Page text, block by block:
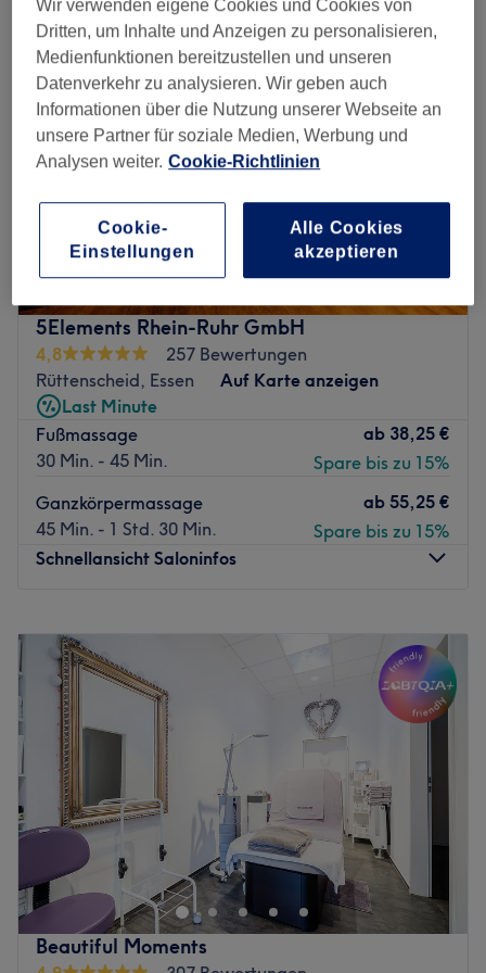
5Elements Rhein-Ruhr GmbH
4,8
257 Bewertungen
Rüttenscheid, Essen
Auf Karte anzeigen
Last Minute
Fußmassage
30 Min. - 45 Min.
ab 38,25 €
Spare bis zu 15%
Ganzkörpermassage
45 Min. - 1 Std. 30 Min.
ab 55,25 €
Spare bis zu 15%
Schnellansicht Saloninfos
Dienstag
20:00
Mittwoch
20:00
Donnerstag
10:00 –20:00
Freitag
10:00
20:00
Samstag
Sonntag
10:00–
Sobald du das Studio 5Elements Rhein-Ruhr GmbH in
Essen-Rüttenscheid betrittst, kannst du den hektischen
Alltag hinter dir lassen und dich ganz in die Hände des
professionellen Teams begeben. Jeder kommt hier auf
seine Kosten, denn es gibt ein tolles Angebot an
Massagen und verschiedenen Entspannungstechniken.
Beautiful Moments
Wir verwenden eigene Cookies und Cookies von
Dritten, um Inhalte und Anzeigen zu personalisieren,
Medienfunktionen bereitzustellen und unseren
Datenverkehr zu analysieren. Wir geben auch
Informationen über die Nutzung unserer Webseite an
unsere Partner für soziale Medien, Werbung und
Analysen weiter. Cookie-Richtlinien
Cookie-
Einstellungen
Alle Cookies
akzeptieren